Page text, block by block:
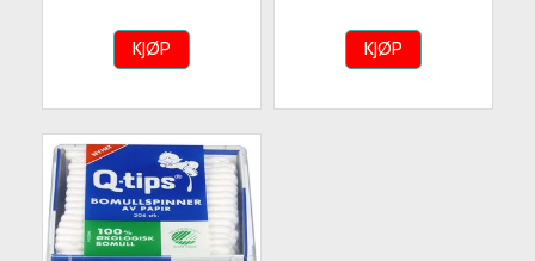
KJØP KJØP